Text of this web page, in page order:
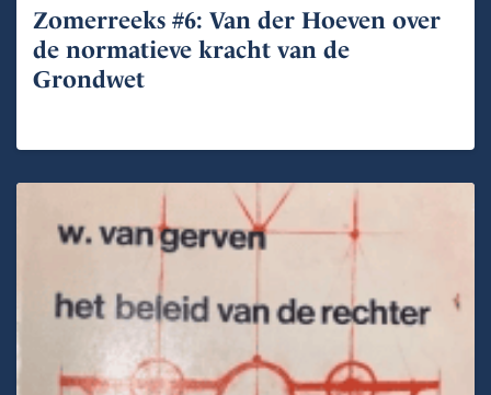
Zomerreeks #6: Van der Hoeven over
de normatieve kracht van de
Grondwet